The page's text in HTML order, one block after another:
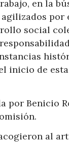
en la
por
social
inicio de
por Benicio
al